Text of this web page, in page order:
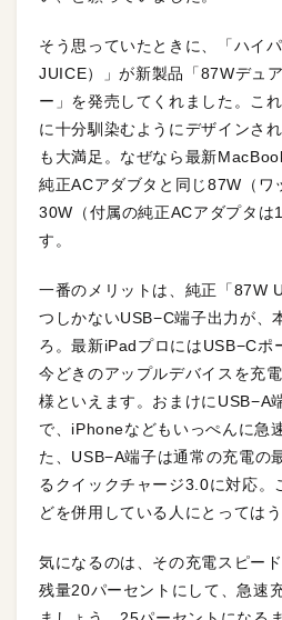
そう思っていたときに、「ハイ
JUICE）」が新製品「87Wデュ
ー」を発売してくれました。こ
に十分馴染むようにデザインさ
も大満足。なぜなら最新
純正ACアダブタと同じ87W（ワ
30W（付属の純正ACアダプタは
す。
一番のメリットは、純正「87W
つしかないUSB−C端子出力が、
ろ。最新iPadプロにはUSB−Cポ
今どきのアップルデバイスを充
様といえます。おまけにUSB−A
で、iPhoneなどもいっぺんに急
た、USB−A端子は通常の充電の
るクイックチャージ3.0に対応。
どを併用している人にとっては
気になるのは、その充電スピー
残量20パーセントにして、急速